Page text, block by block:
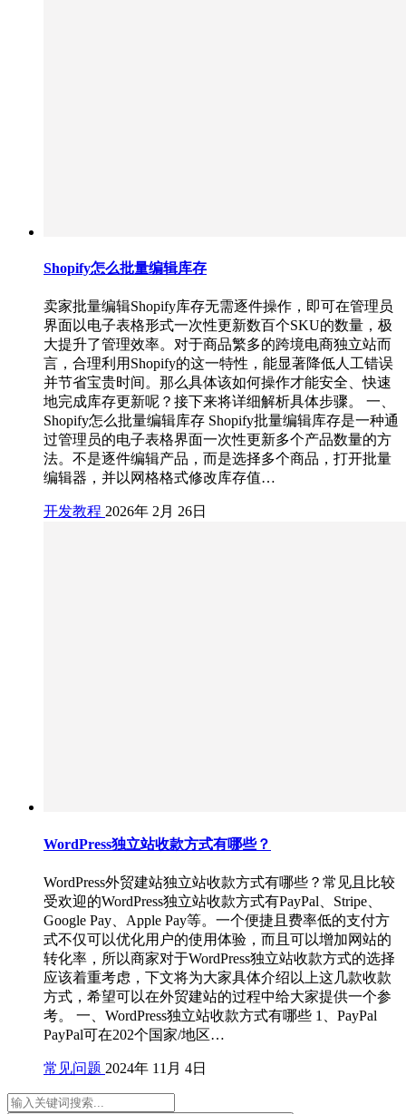
Shopify怎么批量编辑库存
卖家批量编辑Shopify库存无需逐件操作，即可在管理员
界面以电子表格形式一次性更新数百个SKU的数量，极
大提升了管理效率。对于商品繁多的跨境电商独立站而
言，合理利用Shopify的这一特性，能显著降低人工错误
并节省宝贵时间。那么具体该如何操作才能安全、快速
地完成库存更新呢？接下来将详细解析具体步骤。 一、
Shopify怎么批量编辑库存 Shopify批量编辑库存是一种通
过管理员的电子表格界面一次性更新多个产品数量的方
法。不是逐件编辑产品，而是选择多个商品，打开批量
编辑器，并以网格格式修改库存值…
开发教程 2026年 2月 26日
WordPress独立站收款方式有哪些？
WordPress外贸建站独立站收款方式有哪些？常见且比较
受欢迎的WordPress独立站收款方式有PayPal、Stripe、
Google Pay、Apple Pay等。一个便捷且费率低的支付方
式不仅可以优化用户的使用体验，而且可以增加网站的
转化率，所以商家对于WordPress独立站收款方式的选择
应该着重考虑，下文将为大家具体介绍以上这几款收款
方式，希望可以在外贸建站的过程中给大家提供一个参
考。 一、WordPress独立站收款方式有哪些 1、PayPal
PayPal可在202个国家/地区…
常见问题 2024年 11月 4日